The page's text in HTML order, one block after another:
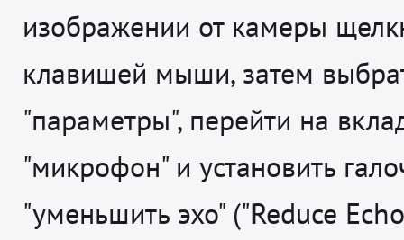
изображении от камеры
клавишей мыши, затем
"параметры", перейти на
"микрофон" и установить
"уменьшить эхо" ("Reduce